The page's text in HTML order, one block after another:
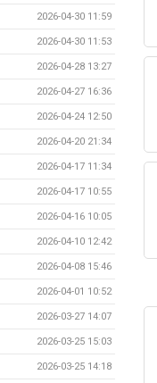
2026-04-30 11:59
2026-04-30 11:53
2026-04-28 13:27
2026-04-27 16:36
2026-04-24 12:50
2026-04-20 21:34
2026-04-17 11:34
2026-04-17 10:55
2026-04-16 10:05
2026-04-10 12:42
2026-04-08 15:46
2026-04-01 10:52
2026-03-27 14:07
2026-03-25 15:03
2026-03-25 14:18